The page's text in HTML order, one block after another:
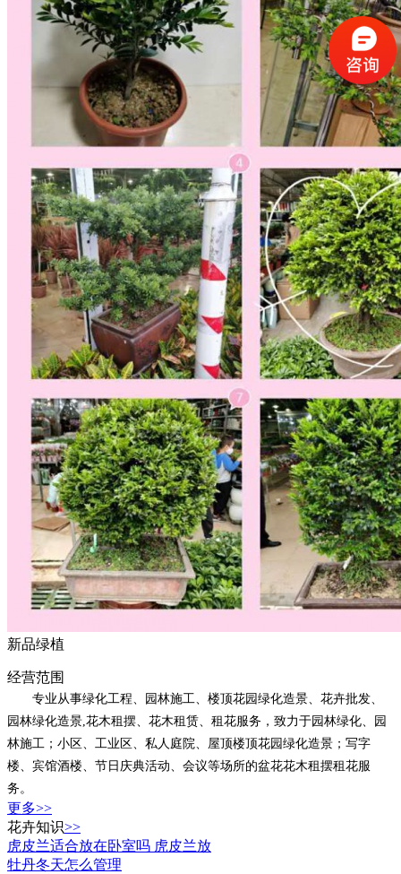
新品绿植
经营范围
专业从事绿化工程、园林施工、楼顶花园绿化造景、花卉批发、
园林绿化造景,花木租摆、花木租赁、租花服务，致力于园林绿化、园
林施工；小区、工业区、私人庭院、屋顶楼顶花园绿化造景；写字
楼、宾馆酒楼、节日庆典活动、会议等场所的盆花花木租摆租花服
务。
更多>>
花卉知识>>
虎皮兰适合放在卧室吗 虎皮兰放
牡丹冬天怎么管理